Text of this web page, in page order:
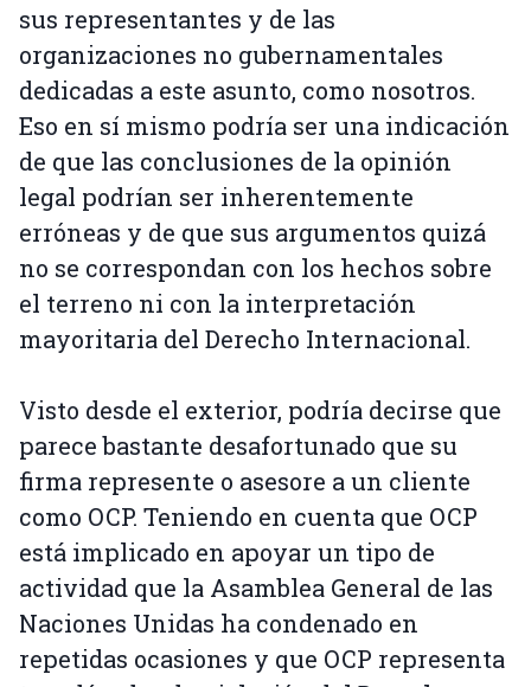
sus representantes y de las
organizaciones no gubernamentales
dedicadas a este asunto, como nosotros.
Eso en sí mismo podría ser una indicación
de que las conclusiones de la opinión
legal podrían ser inherentemente
erróneas y de que sus argumentos quizá
no se correspondan con los hechos sobre
el terreno ni con la interpretación
mayoritaria del Derecho Internacional.
Visto desde el exterior, podría decirse que
parece bastante desafortunado que su
firma represente o asesore a un cliente
como OCP. Teniendo en cuenta que OCP
está implicado en apoyar un tipo de
actividad que la Asamblea General de las
Naciones Unidas ha condenado en
repetidas ocasiones y que OCP representa